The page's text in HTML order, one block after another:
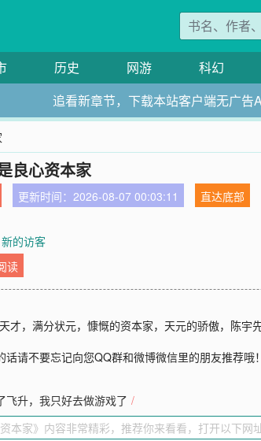
历史 网游 科幻
追看新章节，下载本站客户端无广告
良心资本家
更新时间：2026-08-07 00:03:11
直达底部
的访客
读
才，满分状元，慷慨的资本家，天元的骄傲，陈
话请不要忘记向您QQ群和微博微信里的朋友推荐哦！
飞升，我只好去做游戏了 /